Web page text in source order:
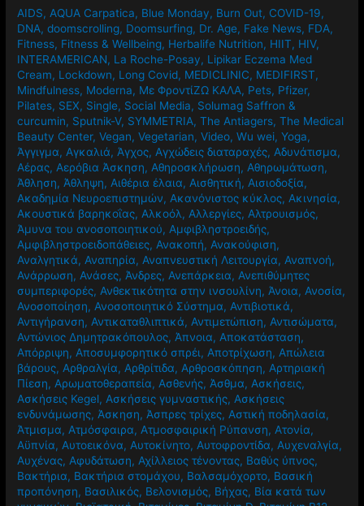
AIDS, AQUA Carpatica, Blue Monday, Burn Out, COVID-19,
DNA,doomscrolling, Doomsurfing, Dr. Age, Fake News, FDA,
Fitness, Fitness & Wellbeing, Herbalife Nutrition, HIIT, HIV,
INTERAMERICAN, La Roche-Posay, Lipikar Eczema Med
Cream, Lockdown, Long Covid, MEDICLINIC, MEDIFIRST,
Mindfulness, Moderna, Mε ΦροντίΖΩ ΚΑΛΑ, Pets, Pfizer,
Pilates, SEX, Single, Social Media, Solumag Saffron &
curcumin, Sputnik-V, SYMMETRIA,The Antiagers,The Medical
Beauty Center,Vegan,Vegetarian,Video,Wu wei,Yoga,
Άγγιγμα, Αγκαλιά, Άγχος, Αγχώδεις διαταραχές, Αδυνάτισμα,
Αέρας, Αερόβια Άσκηση, Αθηροσκλήρωση, Αθηρωμάτωση,
Άθληση, Άθληψη, Αιθέρια έλαια, Αισθητική, Αισιοδοξία,
Ακαδημία Νευροεπιστημών, Ακανόνιστος κύκλος, Ακινησία,
Ακουστικά βαρηκοΐας, Αλκοόλ, Αλλεργίες, Αλτρουισμός,
Άμυνα του ανοσοποιητικού, Αμφιβληστροειδής,
Αμφιβληστροειδοπάθειες, Ανακοπή, Ανακούφιση,
Αναλγητικά, Αναπηρία, Αναπνευστική Λειτουργία, Αναπνοή,
Ανάρρωση, Ανάσες, Άνδρες, Ανεπάρκεια, Ανεπιθύμητες
συμπεριφορές, Ανθεκτικότητα στην ινσουλίνη, Άνοια, Ανοσία,
Ανοσοποίηση, Ανοσοποιητικό Σύστημα, Αντιβιοτικά,
Αντιγήρανση, Αντικαταθλιπτικά, Αντιμετώπιση, Αντισώματα,
Αντώνιος Δημητρακόπουλος, Άπνοια, Αποκατάσταση,
Απόρριψη, Αποσυμφορητικό σπρέι, Αποτρίχωση, Απώλεια
βάρους, Αρθραλγία, Αρθρίτιδα, Αρθροσκόπηση, Αρτηριακή
Πίεση, Αρωματοθεραπεία, Ασθενής, Άσθμα, Ασκήσεις,
Ασκήσεις Kegel, Ασκήσεις γυμναστικής, Ασκήσεις
ενδυνάμωσης, Άσκηση, Άσπρες τρίχες, Αστική ποδηλασία,
Άτμισμα, Ατμόσφαιρα, Ατμοσφαιρική Ρύπανση, Ατονία,
Αϋπνία, Αυτοεικόνα, Αυτοκίνητο, Αυτοφροντίδα, Αυχεναλγία,
Αυχένας, Αφυδάτωση, Αχίλλειος τένοντας, Βαθύς ύπνος,
Βακτήρια, Βακτήρια στομάχου, Βαλσαμόχορτο, Βασική
προπόνηση, Βασιλικός, Βελονισμός, Βήχας, Βία κατά των